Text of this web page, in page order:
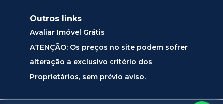
Outros links
Avaliar Imóvel Grátis
ATENÇÃO: Os preços no site podem sofrer
alteração a exclusivo critério dos
Proprietários, sem prévio aviso.